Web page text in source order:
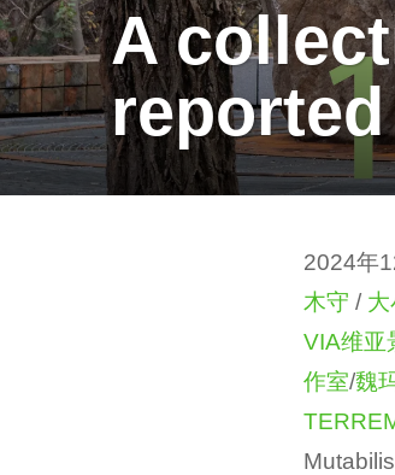
y
e
a
r
A
2024年
木守 /
VIA维亚
作室/魏